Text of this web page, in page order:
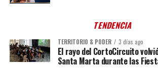
TENDENCIA
TERRITORIO & PODER 3 días ago
El rayo del CortoCircuito
Santa Marta durante las